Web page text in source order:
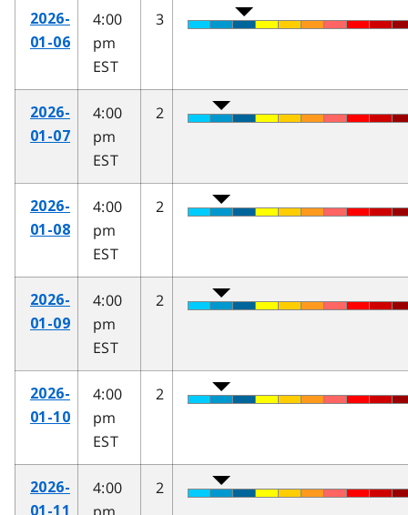
2026-
01-06
4:00
pm
EST
3
2026-
01-07
4:00
pm
EST
2
2026-
01-08
4:00
pm
EST
2
2026-
01-09
4:00
pm
EST
2
2026-
01-10
4:00
pm
EST
2
2026-
01-11
4:00
2